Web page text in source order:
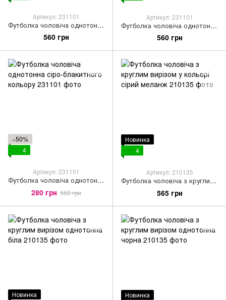
Артикул: 231101
Футболка чоловіча однотонна у графітовому кольорі
560 грн
Артикул: 231101
Футболка чоловіча однотонна у кольорі сірий меланж
560 грн
−50%
4
Артикул: 231101
Футболка чоловіча однотонна сіро-блакитного кольору
280 грн 560 грн
Новинка
4
Артикул: 210135
Футболка чоловіча з круглим вирізом у кольорі сірий меланж
565 грн
Новинка
Новинка